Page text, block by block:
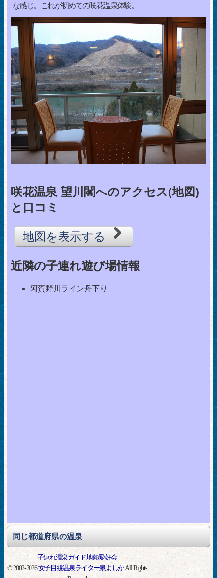
な感じ。これが初めての咲花温泉体験。
咲花温泉 望川閣へのアクセス(地図)
と口コミ
地図を表示する
近隣の子連れ遊び場情報
阿賀野川ライン舟下り
同じ都道府県の温泉